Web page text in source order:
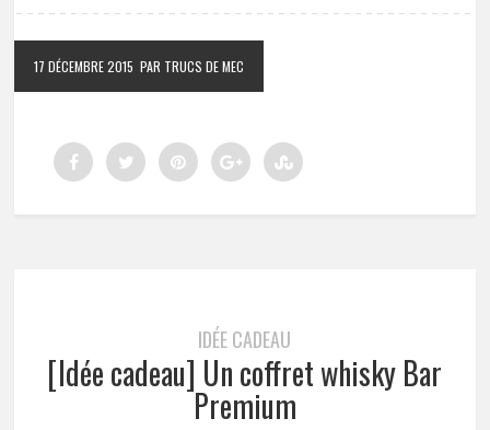
17 DÉCEMBRE 2015 PAR TRUCS DE MEC
IDÉE CADEAU
[Idée cadeau] Un coffret whisky Bar
Premium